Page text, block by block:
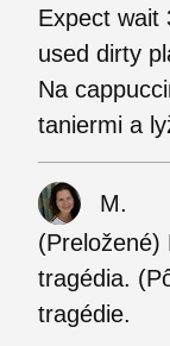
Expect wait
used dirty
Na
taniermi a
M.
(Preložené)
tragédia.
tragédie.